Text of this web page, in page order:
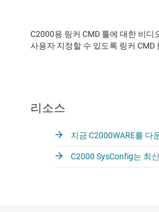
C2000용 링커 CMD 툴에 대한 비디
사용자 지정할 수 있도록 링커 CMD
리소스
지금 C2000WARE를 다
C2000 SysConfig는 최